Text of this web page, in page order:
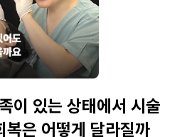
이 있는 상태에서 시술
복은 어떻게 달라질까